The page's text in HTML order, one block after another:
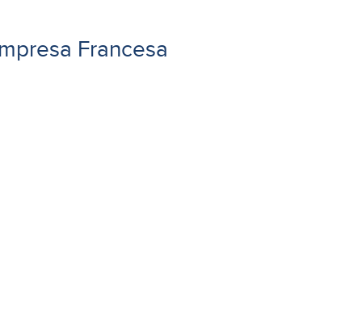
Francesa